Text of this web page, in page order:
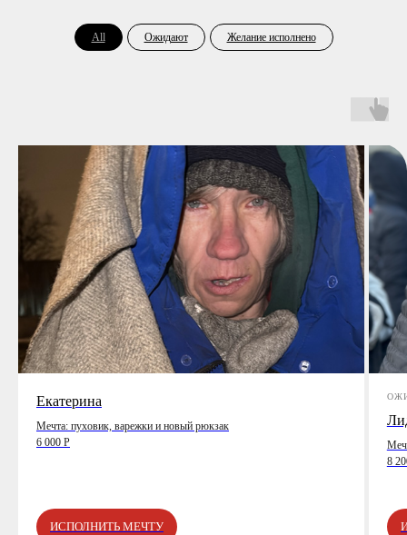
All Ожидают Желание исполнено
Екатерина
Мечта: пуховик, варежки и новый рюкзак
6 000 Р
ИСПОЛНИТЬ МЕЧТУ
8